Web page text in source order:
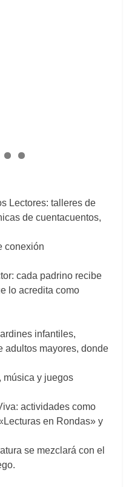
Lectores: talleres de
de cuentacuentos,
conexión
cada padrino recibe
lo acredita como
infantiles,
adultos mayores, donde
música y juegos
actividades como
en Rondas» y
se mezclará con el